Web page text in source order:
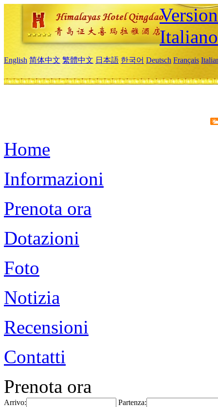
Italiano
English 简体中文 繁體中文 日本語 한국어 Deutsch Français
Home
Informazioni
Prenota ora
Dotazioni
Foto
Notizia
Recensioni
Contatti
Prenota ora
Arrivo: Partenza: